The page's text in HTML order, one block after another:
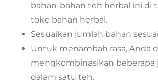
bahan-bahan teh herbal ini di
toko bahan herbal.
Sesuaikan jumlah bahan
Untuk menambah rasa, Anda
mengkombinasikan beberapa
dalam satu teh.